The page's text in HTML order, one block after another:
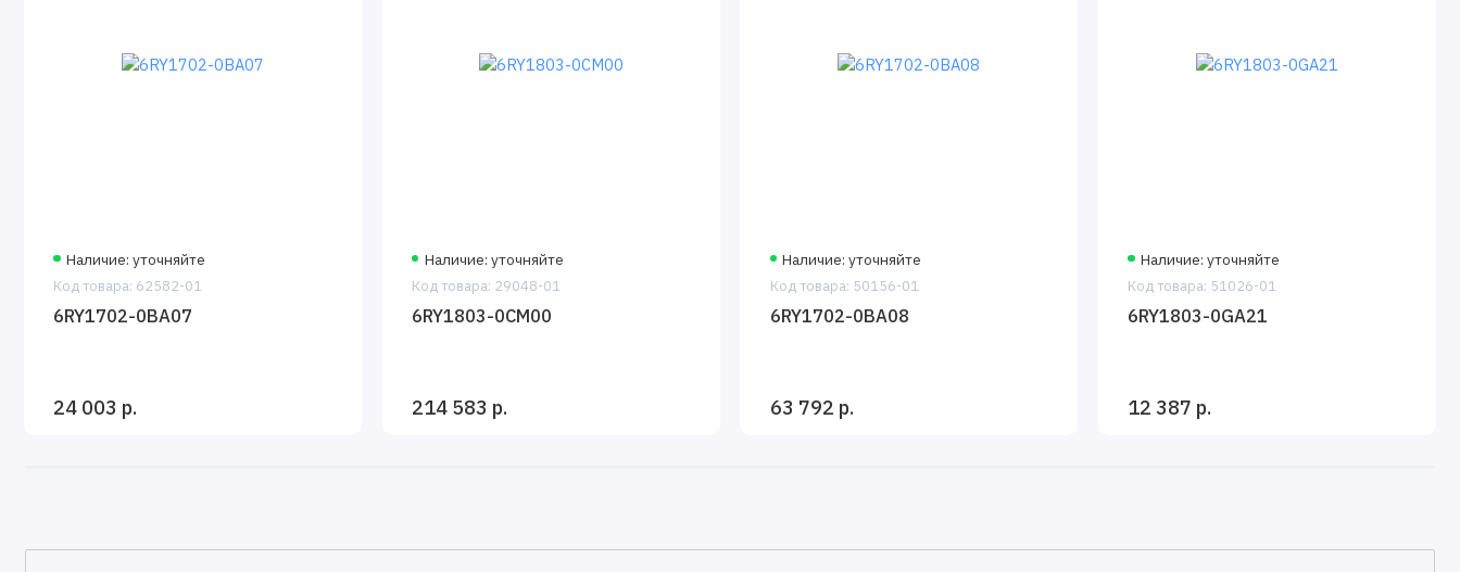
Наличие: уточняйте
Код товара: 62582-01
6RY1702-0BA07
24 003 р.
Наличие: уточняйте
Код товара: 29048-01
6RY1803-0CM00
214 583 р.
Наличие: уточняйте
Код товара: 50156-01
6RY1702-0BA08
63 792 р.
Наличие: уточняйте
Код товара: 51026-01
6RY1803-0GA21
12 387 р.